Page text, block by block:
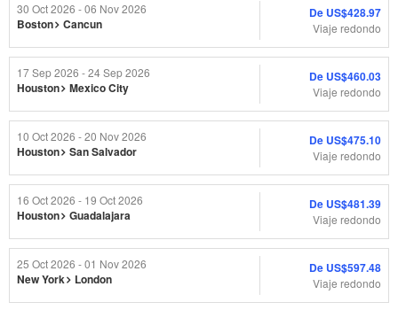
30 Oct 2026 - 06 Nov 2026
Boston Cancun
DeUS$428.97
Viaje redondo
17 Sep 2026 - 24 Sep 2026
Houston Mexico City
DeUS$460.03
Viaje redondo
10 Oct 2026 - 20 Nov 2026
Houston San Salvador
DeUS$475.10
Viaje redondo
16 Oct 2026 - 19 Oct 2026
Houston Guadalajara
DeUS$481.39
Viaje redondo
25 Oct 2026 - 01 Nov 2026
New York London
DeUS$597.48
Viaje redondo